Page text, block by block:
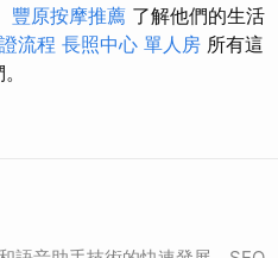
豐原按摩推薦 了解他們的生活
流程 長照中心 單人房 所有這